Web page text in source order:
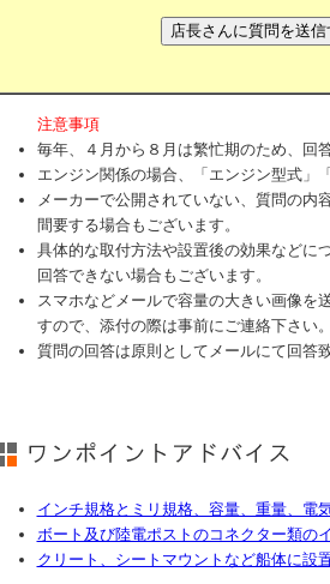
注意事項
毎年、４月から８月は繁忙期のため、回
エンジン関係の場合、「エンジン型式」
メーカーで公開されていない、質問の内
間要する場合もございます。
具体的な取付方法や設置後の効果などに
回答できない場合もございます。
スマホなどメールで容量の大きい画像を
すので、添付の際は事前にご連絡下さい
質問の回答は原則としてメールにて回答
インチ規格とミリ規格、容量、重量、電
ボート及び陸電ポストのコネクター類の
クリート、シートマウントなど船体に設